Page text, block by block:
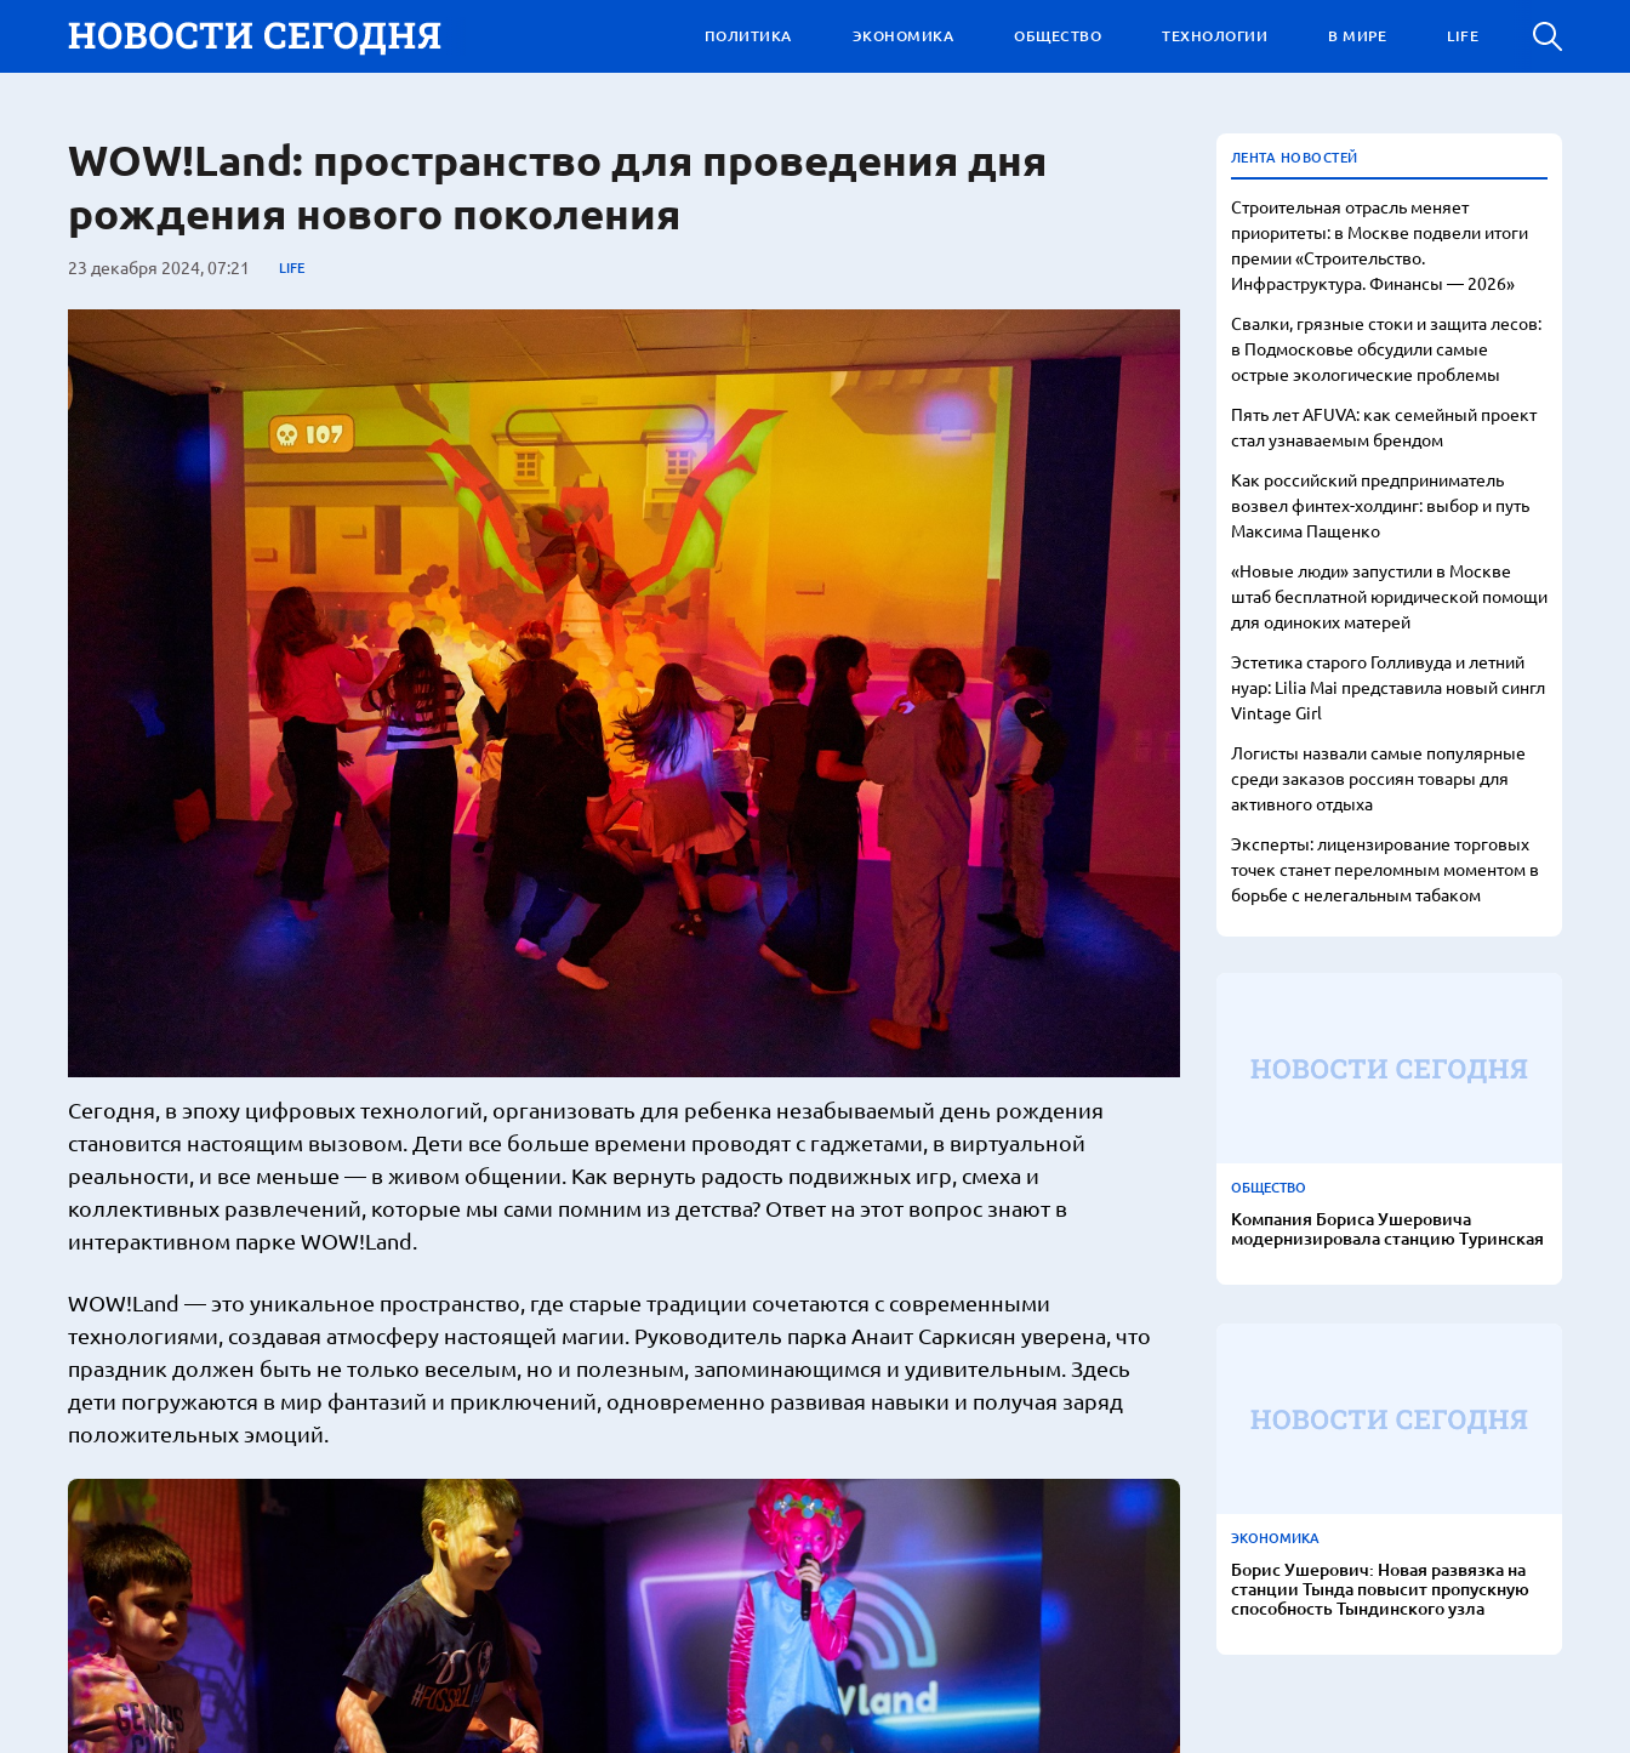
ПОЛИТИКА ЭКОНОМИКА ОБЩЕСТВО ТЕХНОЛОГИИ В МИРЕ LIFE
WOW!Land: пространство для проведения дня
рождения нового поколения
23 декабря 2024, 07:21 LIFE
Сегодня, в эпоху цифровых технологий, организовать для ребенка незабываемый день рождения
становится настоящим вызовом. Дети все больше времени проводят с гаджетами, в виртуальной
реальности, и все меньше — в живом общении. Как вернуть радость подвижных игр, смеха и
коллективных развлечений, которые мы сами помним из детства? Ответ на этот вопрос знают в
интерактивном парке WOW!Land.
WOW!Land — это уникальное пространство, где старые традиции сочетаются с современными
технологиями, создавая атмосферу настоящей магии. Руководитель парка Анаит Саркисян уверена, что
праздник должен быть не только веселым, но и полезным, запоминающимся и удивительным. Здесь
дети погружаются в мир фантазий и приключений, одновременно развивая навыки и получая заряд
положительных эмоций.
ЛЕНТА НОВОСТЕЙ
Строительная отрасль меняет
приоритеты: в Москве подвели итоги
премии «Строительство.
Инфраструктура. Финансы — 2026»
Свалки, грязные стоки и защита лесов:
в Подмосковье обсудили самые
острые экологические проблемы
Пять лет AFUVA: как семейный проект
стал узнаваемым брендом
Как российский предприниматель
возвел финтех-холдинг: выбор и путь
Максима Пащенко
«Новые люди» запустили в Москве
штаб бесплатной юридической помощи
для одиноких матерей
Эстетика старого Голливуда и летний
нуар: Lilia Mai представила новый сингл
Vintage Girl
Логисты назвали самые популярные
среди заказов россиян товары для
активного отдыха
Эксперты: лицензирование торговых
точек станет переломным моментом в
борьбе с нелегальным табаком
ОБЩЕСТВО
Компания Бориса Ушеровича
модернизировала станцию Туринская
ЭКОНОМИКА
Борис Ушерович: Новая развязка на
станции Тында повысит пропускную
способность Тындинского узла